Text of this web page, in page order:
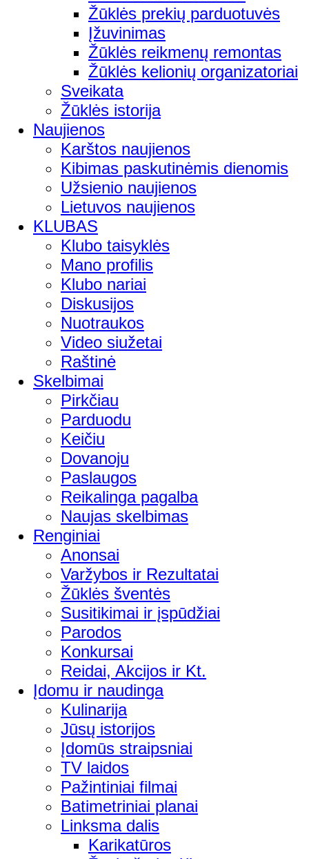
Žūklės prekių parduotuvės
Įžuvinimas
Žūklės reikmenų remontas
Žūklės kelionių organizatoriai
Sveikata
Žūklės istorija
Naujienos
Karštos naujienos
Kibimas paskutinėmis dienomis
Užsienio naujienos
Lietuvos naujienos
KLUBAS
Klubo taisyklės
Mano profilis
Klubo nariai
Diskusijos
Nuotraukos
Video siužetai
Raštinė
Skelbimai
Pirkčiau
Parduodu
Keičiu
Dovanoju
Paslaugos
Reikalinga pagalba
Naujas skelbimas
Renginiai
Anonsai
Varžybos ir Rezultatai
Žūklės šventės
Susitikimai ir įspūdžiai
Parodos
Konkursai
Reidai, Akcijos ir Kt.
Įdomu ir naudinga
Kulinarija
Jūsų istorijos
Įdomūs straipsniai
TV laidos
Pažintiniai filmai
Batimetriniai planai
Linksma dalis
Karikatūros